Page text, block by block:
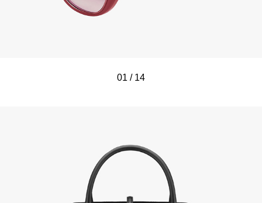
01 / 14
/////////
////